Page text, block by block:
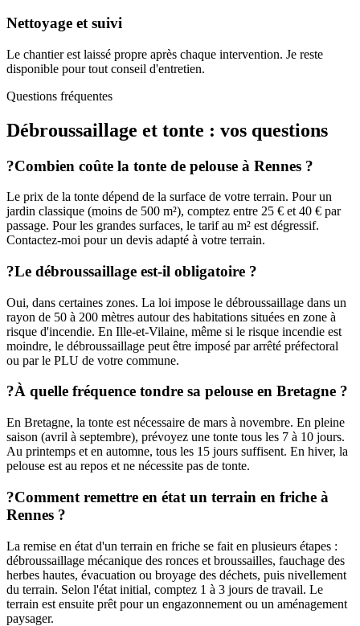
Nettoyage et suivi
Le chantier est laissé propre après chaque intervention. Je reste
disponible pour tout conseil d'entretien.
Questions fréquentes
Débroussaillage et tonte : vos questions
?Combien coûte la tonte de pelouse à Rennes ?
Le prix de la tonte dépend de la surface de votre terrain. Pour un
jardin classique (moins de 500 m²), comptez entre 25 € et 40 € par
passage. Pour les grandes surfaces, le tarif au m² est dégressif.
Contactez-moi pour un devis adapté à votre terrain.
?Le débroussaillage est-il obligatoire ?
Oui, dans certaines zones. La loi impose le débroussaillage dans un
rayon de 50 à 200 mètres autour des habitations situées en zone à
risque d'incendie. En Ille-et-Vilaine, même si le risque incendie est
moindre, le débroussaillage peut être imposé par arrêté préfectoral
ou par le PLU de votre commune.
?À quelle fréquence tondre sa pelouse en Bretagne ?
En Bretagne, la tonte est nécessaire de mars à novembre. En pleine
saison (avril à septembre), prévoyez une tonte tous les 7 à 10 jours.
Au printemps et en automne, tous les 15 jours suffisent. En hiver, la
pelouse est au repos et ne nécessite pas de tonte.
?Comment remettre en état un terrain en friche à
Rennes ?
La remise en état d'un terrain en friche se fait en plusieurs étapes :
débroussaillage mécanique des ronces et broussailles, fauchage des
herbes hautes, évacuation ou broyage des déchets, puis nivellement
du terrain. Selon l'état initial, comptez 1 à 3 jours de travail. Le
terrain est ensuite prêt pour un engazonnement ou un aménagement
paysager.